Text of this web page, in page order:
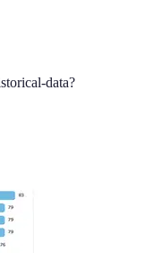
data?